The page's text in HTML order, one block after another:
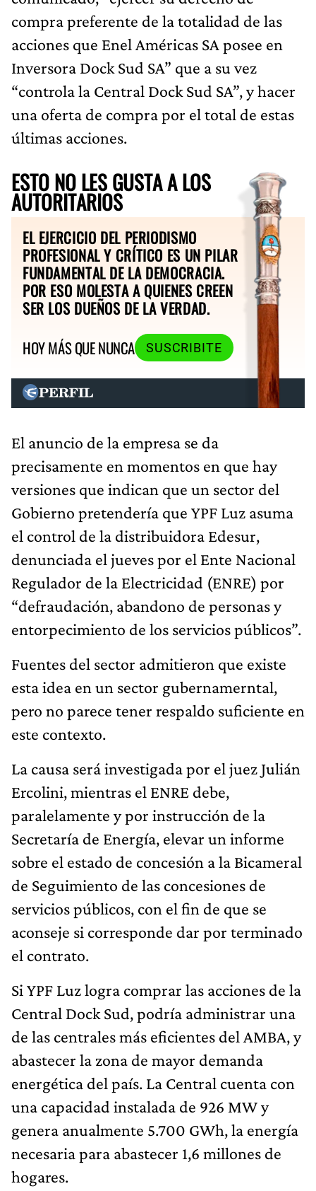
compra preferente de la totalidad de las
acciones que Enel Américas SA posee en
Inversora Dock Sud SA” que a su vez
“controla la Central Dock Sud SA”, y hacer
una oferta de compra por el total de estas
últimas acciones.
ESTO NO LES GUSTA A LOS
AUTORITARIOS
EL EJERCICIO DEL PERIODISMO
PROFESIONAL Y CRÍTICO ES UN PILAR
FUNDAMENTAL DE LA DEMOCRACIA.
POR ESO MOLESTA A QUIENES CREEN
SER LOS DUEÑOS DE LA VERDAD.
HOY MÁS QUE NUNCA
SUSCRIBITE
El anuncio de la empresa se da
precisamente en momentos en que hay
versiones que indican que un sector del
Gobierno pretendería que YPF Luz asuma
el control de la distribuidora Edesur,
denunciada el jueves por el Ente Nacional
Regulador de la Electricidad (ENRE) por
“defraudación, abandono de personas y
entorpecimiento de los servicios públicos”.
Fuentes del sector admitieron que existe
esta idea en un sector gubernamerntal,
pero no parece tener respaldo suficiente en
este contexto.
La causa será investigada por el juez Julián
Ercolini, mientras el ENRE debe,
paralelamente y por instrucción de la
Secretaría de Energía, elevar un informe
sobre el estado de concesión a la Bicameral
de Seguimiento de las concesiones de
servicios públicos, con el fin de que se
aconseje si corresponde dar por terminado
el contrato.
Si YPF Luz logra comprar las acciones de la
Central Dock Sud, podría administrar una
de las centrales más eficientes del AMBA, y
abastecer la zona de mayor demanda
energética del país. La Central cuenta con
una capacidad instalada de 926 MW y
genera anualmente 5.700 GWh, la energía
necesaria para abastecer 1,6 millones de
hogares.